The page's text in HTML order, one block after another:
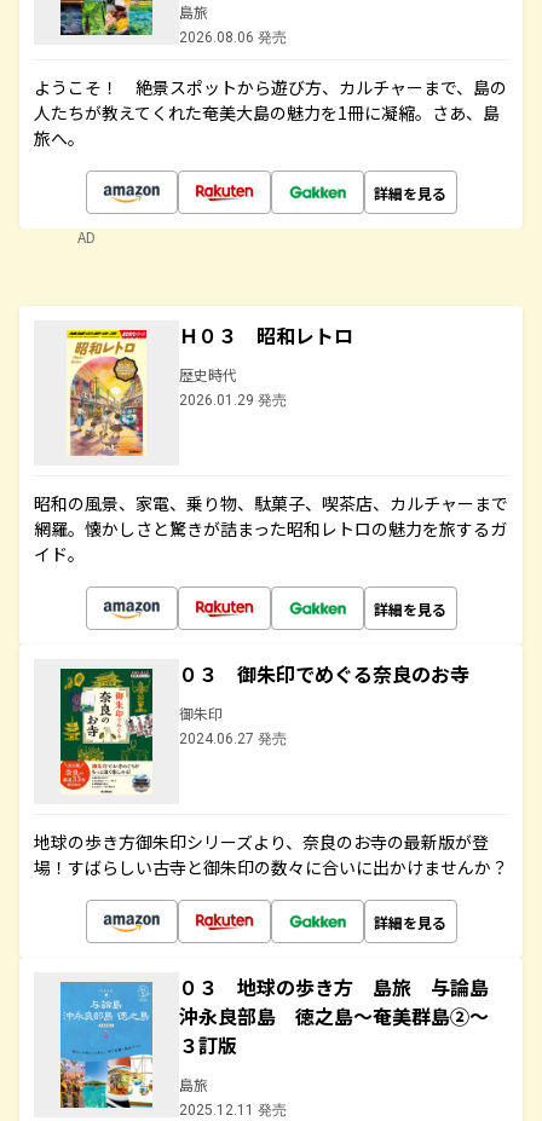
島旅
2026.08.06 発売
ようこそ！ 絶景スポットから遊び方、カルチャーまで、島の
人たちが教えてくれた奄美大島の魅力を1冊に凝縮。さあ、島
旅へ。
詳細を見る
AD
Ｈ０３ 昭和レトロ
歴史時代
2026.01.29 発売
昭和の風景、家電、乗り物、駄菓子、喫茶店、カルチャーまで
網羅。懐かしさと驚きが詰まった昭和レトロの魅力を旅するガ
イド。
詳細を見る
０３ 御朱印でめぐる奈良のお寺
御朱印
2024.06.27 発売
地球の歩き方御朱印シリーズより、奈良のお寺の最新版が登
場！すばらしい古寺と御朱印の数々に合いに出かけませんか？
詳細を見る
０３ 地球の歩き方 島旅 与論島
沖永良部島 徳之島～奄美群島②～
３訂版
島旅
2025.12.11 発売